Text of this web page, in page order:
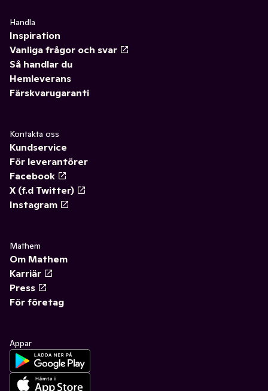
Handla
Inspiration
Vanliga frågor och svar
Så handlar du
Hemleverans
Färskvarugaranti
Kontakta oss
Kundservice
För leverantörer
Facebook
X (f.d Twitter)
Instagram
Mathem
Om Mathem
Karriär
Press
För företag
Appar